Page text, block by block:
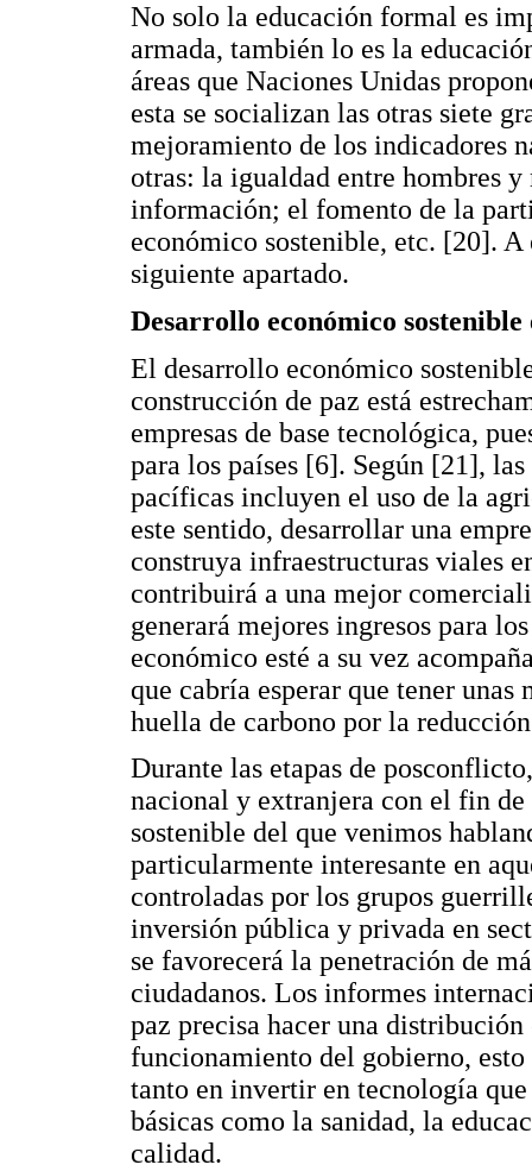
No solo la educación formal es
armada, también lo es la
áreas que Naciones Unidas
esta se socializan las otras siete
mejoramiento de los indicadores
otras: la igualdad entre hombres
información; el fomento de la
económico sostenible, etc. [20].
siguiente apartado.
Desarrollo económico
El desarrollo económico
construcción de paz está
empresas de base tecnológica,
para los países [6]. Según [21],
pacíficas incluyen el uso de la
este sentido, desarrollar una
construya infraestructuras viales
contribuirá a una mejor
generará mejores ingresos para
económico esté a su vez
que cabría esperar que tener unas
huella de carbono por la
Durante las etapas de
nacional y extranjera con el fin
sostenible del que venimos
particularmente interesante en
controladas por los grupos
inversión pública y privada en
se favorecerá la penetración de
ciudadanos. Los informes
paz precisa hacer una
funcionamiento del gobierno,
tanto en invertir en tecnología
básicas como la sanidad, la
calidad.